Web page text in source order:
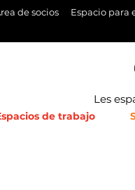
de socios Espacio para
Les
de trabajo